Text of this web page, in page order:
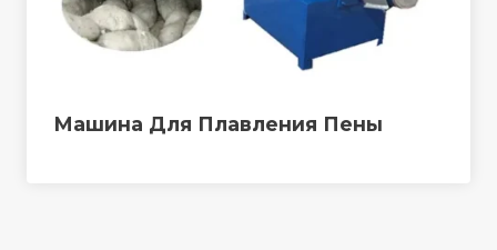
Машина Для Плавления Пены